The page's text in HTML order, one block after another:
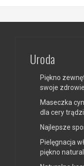
Uroda
Piękno
swoje
Maseczka
dla cery
Najlepsze
Pielęgnacja
piękno